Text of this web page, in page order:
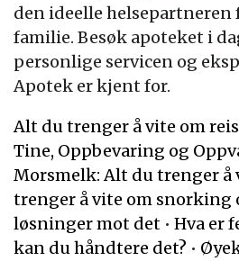
den ideelle helsepartneren
familie. Besøk apoteket i
personlige servicen og
Apotek er kjent for.
Alt du trenger å vite om
Tine, Oppbevaring og
Morsmelk: Alt du trenger å
trenger å vite om snorking
løsninger mot det • Hva er
kan du håndtere det? •